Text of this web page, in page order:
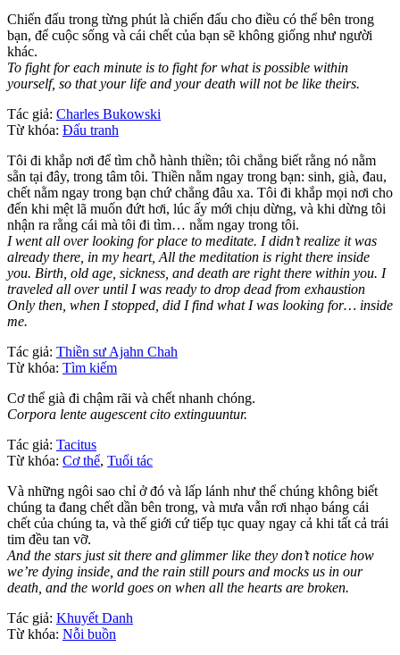
Chiến đấu trong từng phút là chiến đấu cho điều có thể bên trong
bạn, để cuộc sống và cái chết của bạn sẽ không giống như người
khác.
To fight for each minute is to fight for what is possible within
yourself, so that your life and your death will not be like theirs.
Tác giả: Charles Bukowski
Từ khóa: Đấu tranh
Tôi đi khắp nơi để tìm chỗ hành thiền; tôi chẳng biết rằng nó nằm
sẵn tại đây, trong tâm tôi. Thiền nằm ngay trong bạn: sinh, già, đau,
chết nằm ngay trong bạn chứ chẳng đâu xa. Tôi đi khắp mọi nơi cho
đến khi mệt lã muốn đứt hơi, lúc ấy mới chịu dừng, và khi dừng tôi
nhận ra rằng cái mà tôi đi tìm… nằm ngay trong tôi.
I went all over looking for place to meditate. I didn’t realize it was
already there, in my heart, All the meditation is right there inside
you. Birth, old age, sickness, and death are right there within you. I
traveled all over until I was ready to drop dead from exhaustion
Only then, when I stopped, did I find what I was looking for… inside
me.
Tác giả: Thiền sư Ajahn Chah
Từ khóa: Tìm kiếm
Cơ thể già đi chậm rãi và chết nhanh chóng.
Corpora lente augescent cito extinguuntur.
Tác giả: Tacitus
Từ khóa: Cơ thể, Tuổi tác
Và những ngôi sao chỉ ở đó và lấp lánh như thể chúng không biết
chúng ta đang chết dần bên trong, và mưa vẫn rơi nhạo báng cái
chết của chúng ta, và thế giới cứ tiếp tục quay ngay cả khi tất cả trái
tim đều tan vỡ.
And the stars just sit there and glimmer like they don’t notice how
we’re dying inside, and the rain still pours and mocks us in our
death, and the world goes on when all the hearts are broken.
Tác giả: Khuyết Danh
Từ khóa: Nỗi buồn